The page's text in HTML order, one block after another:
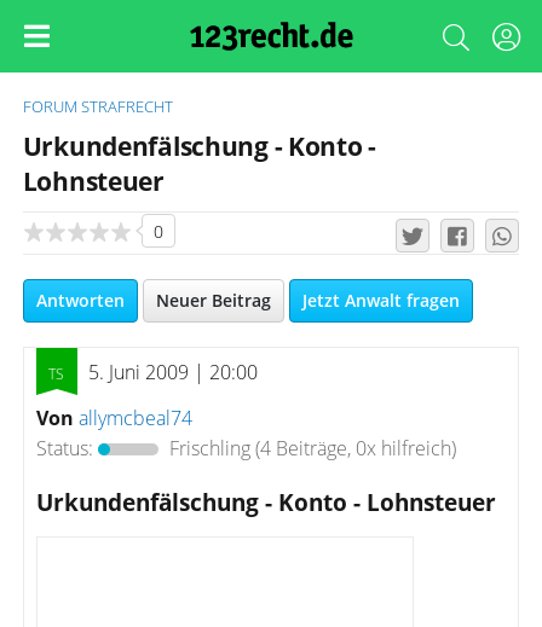
FORUM STRAFRECHT
Urkundenfälschung - Konto -
Lohnsteuer
0
Antworten Neuer Beitrag Jetzt Anwalt fragen
5. Juni 2009 | 20:00
Von allymcbeal74
Status:
Frischling(4 Beiträge, 0x hilfreich)
Urkundenfälschung - Konto - Lohnsteuer